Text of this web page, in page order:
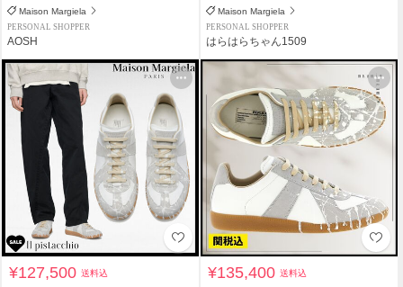
Maison Margiela
PERSONAL SHOPPER
AOSH
Maison Margiela
PERSONAL SHOPPER
はらはらちゃん1509
¥127,500送料込 ¥135,400送料込